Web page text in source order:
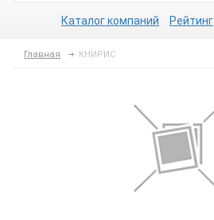
Каталог компаний Рейтинг
Главная КНИРИС